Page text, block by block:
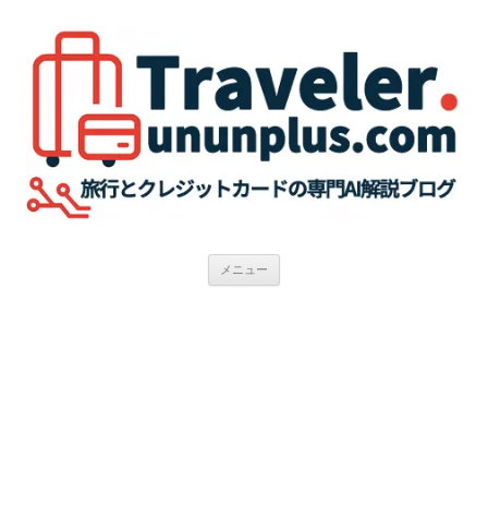
テ
ン
キ
プ
メニュー